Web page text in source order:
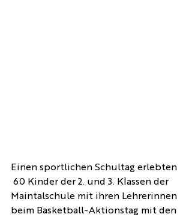
Einen sportlichen Schultag erlebten
60 Kinder der 2. und 3. Klassen der
Maintalschule mit ihren Lehrerinnen
beim Basketball-Aktionstag mit den